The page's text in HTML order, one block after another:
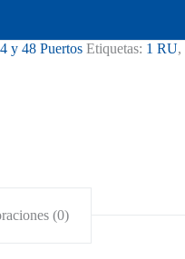
y 48 Puertos Etiquetas: 1 RU,
(0)